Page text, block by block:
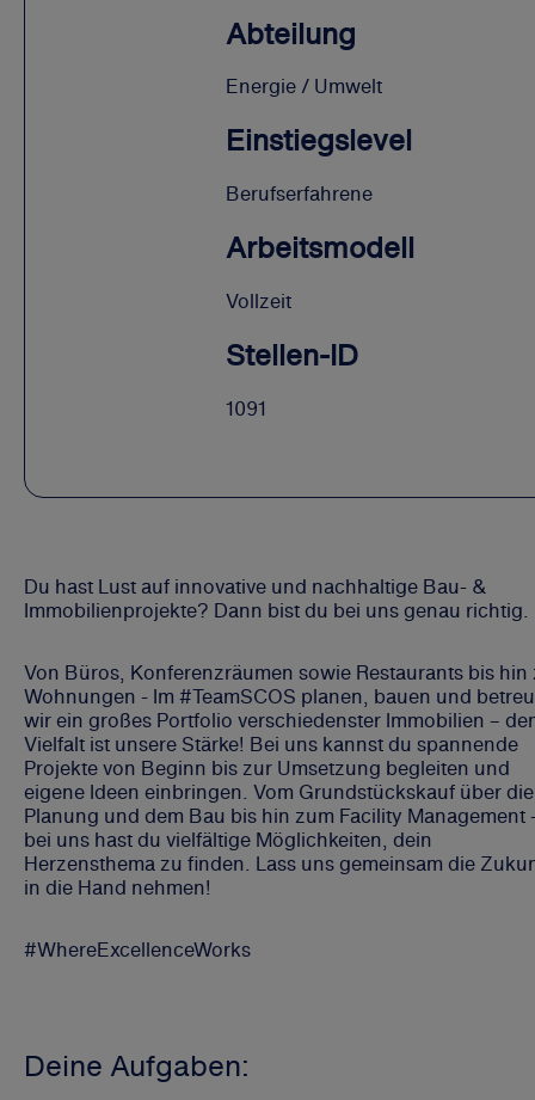
Abteilung
Energie / Umwelt
Einstiegslevel
Berufserfahrene
Arbeitsmodell
Vollzeit
Stellen-ID
1091
Du hast Lust auf innovative und nachhaltige Bau- &
Immobilienprojekte? Dann bist du bei uns genau richtig.
Von Büros, Konferenzräumen sowie Restaurants bis hin
Wohnungen - Im #TeamSCOS planen, bauen und
wir ein großes Portfolio verschiedenster Immobilien –
Vielfalt ist unsere Stärke! Bei uns kannst du spannende
Projekte von Beginn bis zur Umsetzung begleiten und
eigene Ideen einbringen. Vom Grundstückskauf über die
Planung und dem Bau bis hin zum Facility Management
bei uns hast du vielfältige Möglichkeiten, dein
Herzensthema zu finden. Lass uns gemeinsam die
in die Hand nehmen!
#WhereExcellenceWorks
Deine Aufgaben: